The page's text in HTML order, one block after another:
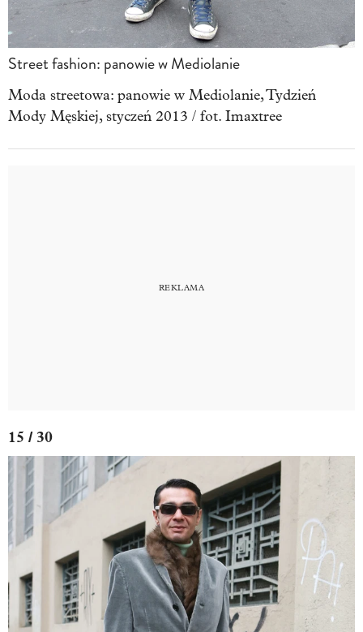
Street fashion: panowie w Mediolanie
Moda streetowa: panowie w Mediolanie, Tydzień
Mody Męskiej, styczeń 2013 / fot. Imaxtree
15 / 30